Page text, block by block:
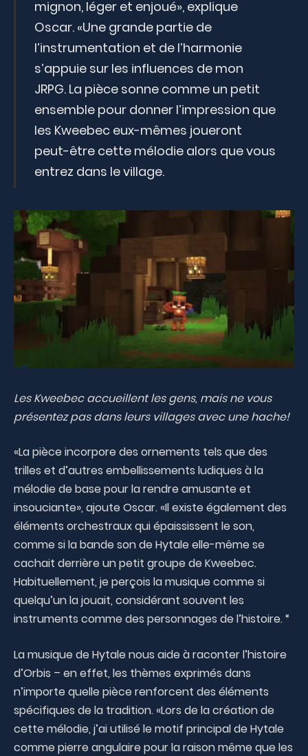
mignon, léger et enjoué», explique
Oscar. «Une grande partie de
l’instrumentation et de l’harmonie
s’appuie sur les influences de mon
JRPG. La pièce sonne comme un petit
ensemble pour donner l’impression que
les Kweebec eux-mêmes joueront
peut-être cette mélodie alors que vous
entrez dans le village.
Les Kweebec accueillent les gens, mais ne vous
présentez pas dans leurs villages avec une hache!
«La pièce incorpore des ornements tels que des
trilles et d’autres embellissements ludiques à la
mélodie de base pour la rendre amusante et
insouciante», ajoute Oscar. «Il existe également des
éléments orchestraux qui épaississent le son,
comme si la bande son de Hytale elle-même se
cachait derrière un petit groupe de Kweebec.
Habituellement, je perçois la musique comme si
quelqu’un la jouait, considérant souvent les
instruments comme des personnages de l’histoire. “
La musique de Hytale nous aide à raconter l’histoire
d’Orbis – en effet, les thèmes exprimés dans
n’importe quelle pièce renforcent des éléments
spécifiques de la tradition. «Lors de la création de
cette mélodie, j’ai utilisé le motif principal de Hytale
comme pierre angulaire pour la raison même que les